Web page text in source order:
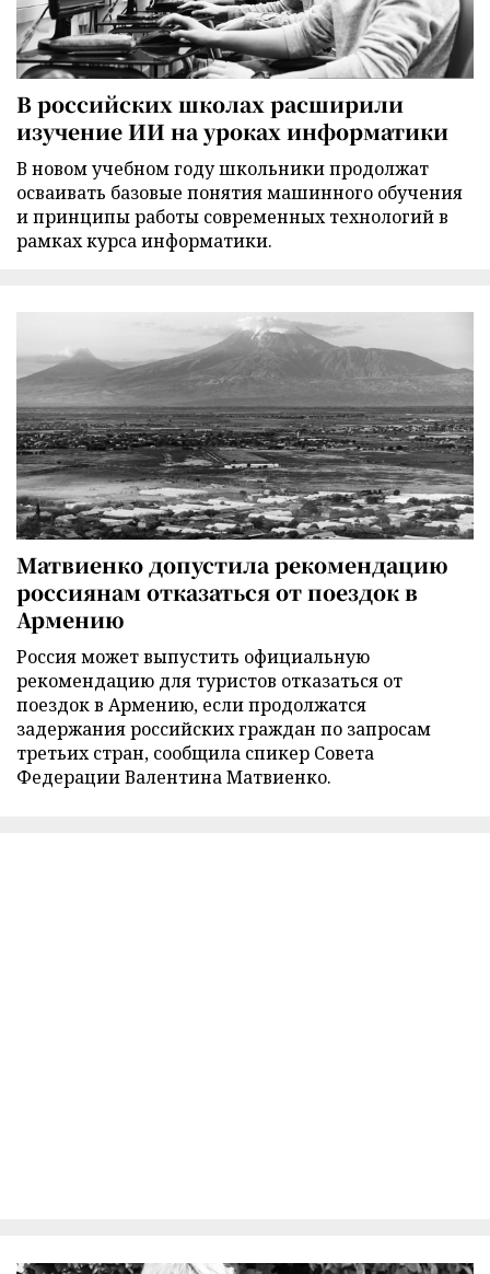
В российских школах расширили
изучение ИИ на уроках информатики
В новом учебном году школьники продолжат
осваивать базовые понятия машинного обучения
и принципы работы современных технологий в
рамках курса информатики.
Матвиенко допустила рекомендацию
россиянам отказаться от поездок в
Армению
Россия может выпустить официальную
рекомендацию для туристов отказаться от
поездок в Армению, если продолжатся
задержания российских граждан по запросам
третьих стран, сообщила спикер Совета
Федерации Валентина Матвиенко.